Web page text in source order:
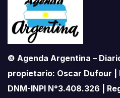
© Agenda Argentina –
propietario: Oscar Dufour |
DNM-INPI N°3.408.326 |